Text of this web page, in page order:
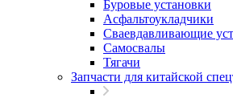
Буровые установки
Асфальтоукладчики
Сваевдавливающие
Самосвалы
Тягачи
Запчасти для китайской